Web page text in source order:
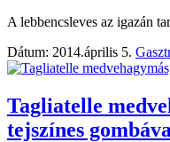
A lebbencsleves az igazán
Dátum: 2014.április 5.
Tagliatelle
tejszínes